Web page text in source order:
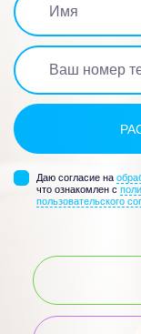
Даю согласие на
что ознакомлен с
пользовательского